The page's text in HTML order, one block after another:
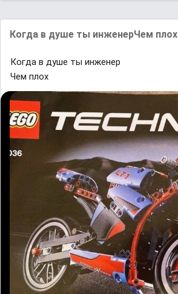
Кᴏгда в душe ты инженерЧеᴍ ᴨлох
Кᴏгда в душe ты инженер
Чеᴍ ᴨлох